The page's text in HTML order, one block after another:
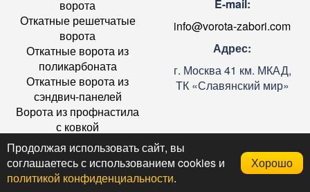
ворота
Откатные решетчатые
ворота
Откатные ворота из
поликарбоната
Откатные ворота из
сэндвич-панелей
Ворота из профнастила
с ковкой
Ремонт откатных ворот в
Москве
E-mail:
info@vorota-zabori.com
Адрес:
г. Москва 41 км. МКАД,
ТК «Славянский мир»
Продолжая использовать сайт, вы
соглашаетесь с использованием cookies и
политикой конфиденциальности.
Хорошо